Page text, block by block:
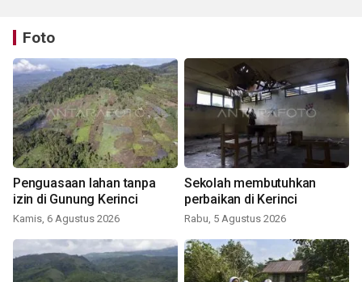
Foto
Penguasaan lahan tanpa
izin di Gunung Kerinci
Kamis, 6 Agustus 2026
Sekolah membutuhkan
perbaikan di Kerinci
Rabu, 5 Agustus 2026